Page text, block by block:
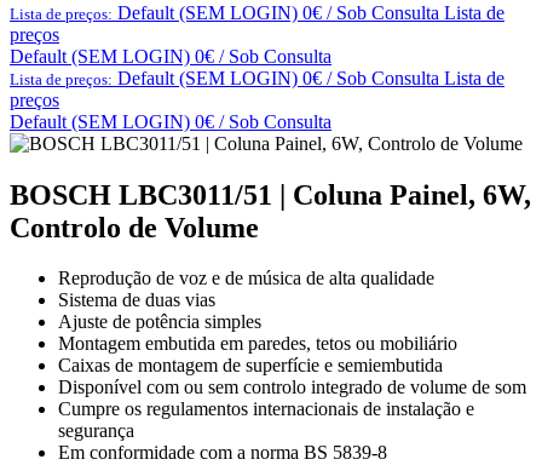
Lista de preços: Default (SEM LOGIN) 0€ / Sob Consulta Lista de
preços
Default (SEM LOGIN) 0€ / Sob Consulta
Lista de preços: Default (SEM LOGIN) 0€ / Sob Consulta Lista de
preços
Default (SEM LOGIN) 0€ / Sob Consulta
BOSCH LBC3011/51 | Coluna Painel, 6W,
Controlo de Volume
Reprodução de voz e de música de alta qualidade
Sistema de duas vias
Ajuste de potência simples
Montagem embutida em paredes, tetos ou mobiliário
Caixas de montagem de superfície e semiembutida
Disponível com ou sem controlo integrado de volume de som
Cumpre os regulamentos internacionais de instalação e
segurança
Em conformidade com a norma BS 5839‑8